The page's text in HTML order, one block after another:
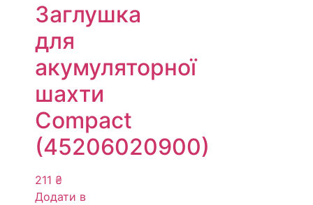
Заглушка
для
акумуляторної
шахти
Compact
(45206020900)
211 ₴
Додати в